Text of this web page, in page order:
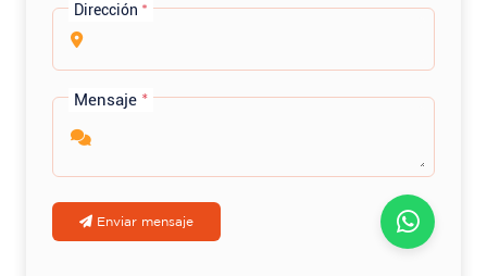
Dirección *
Mensaje *
Enviar mensaje